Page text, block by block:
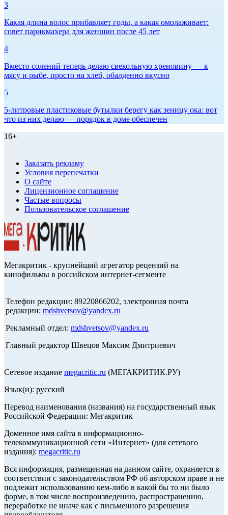
3
Какая длина волос прибавляет годы, а какая омолаживает:
совет парикмахера для женщин после 45 лет
4
Вместо солений теперь делаю свекольную хреновину — к
мясу и рыбе, просто на хлеб, обалденно вкусно
5
5-литровые пластиковые бутылки берегу как зеницу ока: вот
что из них делаю — порядок в доме обеспечен
16+
Заказать рекламу
Условия перепечатки
О сайте
Лицензионное соглашение
Частые вопросы
Пользовательское соглашение
Мегакритик - крупнейший агрегатор рецензий на
кинофильмы в российском интернет-сегменте
Телефон редакции: 89220866202, электронная почта
редакции: mdshvetsov@yandex.ru
Рекламный отдел: mdshvetsov@yandex.ru
Главный редактор Швецов Максим Дмитриевич
Сетевое издание megacritic.ru (МЕГАКРИТИК.РУ)
Язык(и): русский
Перевод наименования (названия) на государственный язык
Российской Федерации: Мегакритик
Доменное имя сайта в информационно-
телекоммуникационной сети «Интернет» (для сетевого
издания): megacritic.ru
Вся информация, размещенная на данном сайте, охраняется в
соответствии с законодательством РФ об авторском праве и не
подлежит использованию кем-либо в какой бы то ни было
форме, в том числе воспроизведению, распространению,
переработке не иначе как с письменного разрешения